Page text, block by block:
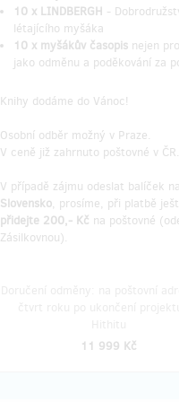
10 x LINDBERGH -
létajícího myšáka
10 x myšákův časopis nejen
jako odměnu a poděkování za
Knihy dodáme do Vánoc!
Osobní odběr možný v Praze.
V ceně již zahrnuto poštovné v ČR.
V případě zájmu odeslat balíček na
Slovensko, prosíme, při platbě
přidejte 200,- Kč na poštovné
Zásilkovnou).
11 999 Kč